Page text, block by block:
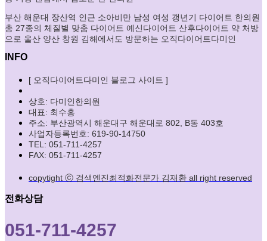
부산 해운대 장산역 인근 소아비만 남성 여성 갱년기 다이어트 한의원
총 27종의 체질별 맞춤 다이어트 예신다이어트 산후다이어트 약 처방
으로 울산 양산 창원 김해에서도 방문하는 오직다이어트다미인
INFO
[ 오직다이어트다미인 블로그 사이트 ]
상호: 다미인한의원
대표: 최수홍
주소: 부산광역시 해운대구 해운대로 802, B동 403호
사업자등록번호: 619-90-14750
TEL: 051-711-4257
FAX: 051-711-4257
copytight ⓒ 검색엔진최적화전문가 김재환 all right reserved
전화상담
051-711-4257